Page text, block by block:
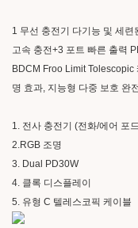
1 무선 충전기 다기능 및 세련
고속 충전+3 포트 빠른 출력
BDCM Froo Limit
명 효과, 지능형 다중 보호 완
1. 전사 충전기 (전화/에어 포
2.RGB 조명
3. Dual PD30W
4. 클록 디스플레이
5. 유형 C 텔레스코픽 케이블